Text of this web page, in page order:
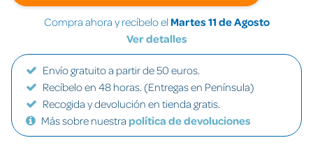
Compra ahora y recíbelo el Martes 11 de Agosto
Ver detalles
Envío gratuito a partir de 50 euros.
Recíbelo en 48 horas. (Entregas en Península)
Recogida y devolución en tienda gratis.
Más sobre nuestra política de devoluciones